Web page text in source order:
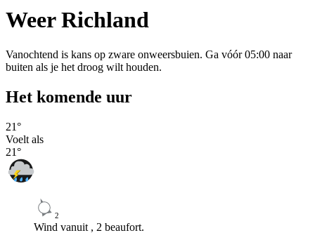
Weer Richland
Vanochtend is kans op zware onweersbuien. Ga vóór 05:00 naar
buiten als je het droog wilt houden.
Het komende uur
21°
Voelt als
21°
2
Wind vanuit , 2 beaufort.